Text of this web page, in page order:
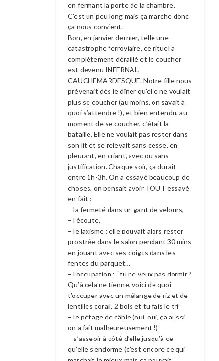
en fermant la porte de la chambre.
C’est un peu long mais ça marche donc
ça nous convient.
Bon, en janvier dernier, telle une
catastrophe ferroviaire, ce rituel a
complètement déraillé et le coucher
est devenu INFERNAL,
CAUCHEMARDESQUE. Notre fille nous
prévenait dès le dîner qu’elle ne voulait
plus se coucher (au moins, on savait à
quoi s’attendre !), et bien entendu, au
moment de se coucher, c’était la
bataille. Elle ne voulait pas rester dans
son lit et se relevait sans cesse, en
pleurant, en criant, avec ou sans
justification. Chaque soir, ça durait
entre 1h-3h. On a essayé beaucoup de
choses, on pensait avoir TOUT essayé
en fait :
– la fermeté dans un gant de velours,
– l’écoute,
– le laxisme : elle pouvait alors rester
prostrée dans le salon pendant 30 mins
en jouant avec ses doigts dans les
fentes du parquet…
– l’occupation : “tu ne veux pas dormir ?
Qu’à cela ne tienne, voici de quoi
t’occuper avec un mélange de riz et de
lentilles corail, 2 bols et tu fais le tri”
– le pétage de câble (oui, oui, ça aussi
on a fait malheureusement !)
– s’asseoir à côté d’elle jusqu’à ce
qu’elle s’endorme (c’est encore ce qui